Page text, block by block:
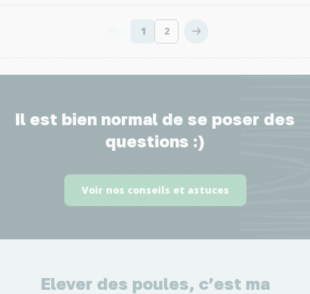
Vous lisez actuellement la page
1 Page
2
Il est bien normal de se poser des
questions :)
Voir nos conseils et astuces
Elever des poules, c’est ma